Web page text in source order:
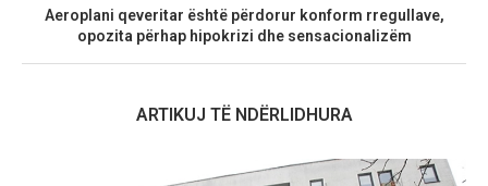
Aeroplani qeveritar është përdorur konform rregullave,
opozita përhap hipokrizi dhe sensacionalizëm
ARTIKUJ TË NDËRLIDHURA